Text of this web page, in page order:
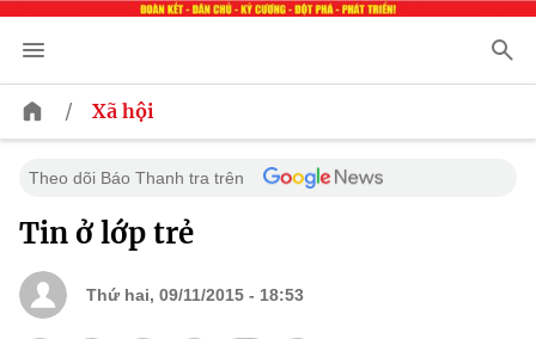
/ Xã hội
Theo dõi Báo Thanh tra trên
Tin ở lớp trẻ
Thứ hai, 09/11/2015 - 18:53